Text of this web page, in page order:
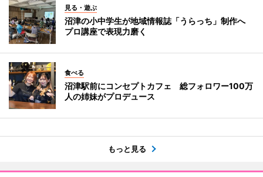
見る・遊ぶ
沼津の小中学生が地域情報誌「うらっち」制作へ
プロ講座で表現力磨く
食べる
沼津駅前にコンセプトカフェ 総フォロワー100万
人の姉妹がプロデュース
もっと見る